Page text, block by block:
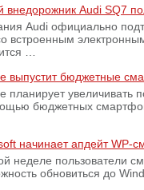
внедорожник Audi SQ7
Audi официально
встроенным
…
выпустит бюджетные
планирует увеличивать
бюджетных
начинает апдейт WP-
неделе пользователи
обновиться до